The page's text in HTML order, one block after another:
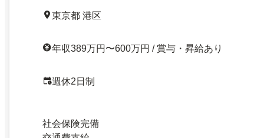
東京都 港区
年収389万円〜600万円 / 賞与・昇給あり
週休2日制
社会保険完備